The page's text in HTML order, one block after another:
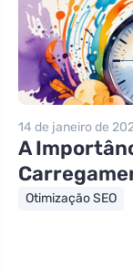
14 de janeiro de
A
Otimização SEO